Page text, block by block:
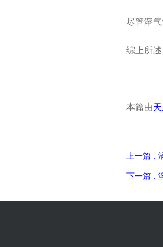
尽管溶
综上所
本篇由
上一篇 :
下一篇 :